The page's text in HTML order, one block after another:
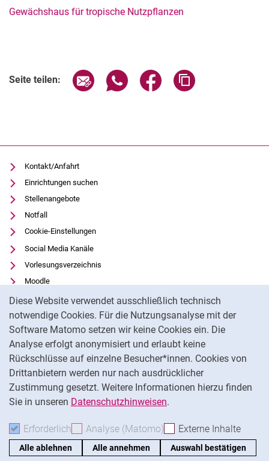
Diese Website verwendet ausschließlich technisch
notwendige Cookies. Für die Nutzungsanalyse mit der
Software Matomo setzen wir keine Cookies ein. Die
Analyse erfolgt anonymisiert und erlaubt keine
Rückschlüsse auf einzelne Besucher*innen. Cookies von
Drittanbietern werden nur nach ausdrücklicher
Zustimmung gesetzt. Weitere Informationen hierzu finden
Sie in unseren Datenschutzhinweisen.
Erforderlich Erforderliche Cookies akzeptieren
Analyse (Matomo) Analyse-Cookies
Externe Inhalte
Alle ablehnen Alle annehmen Auswahl bestätigen
Ge­wächs­haus für tro­pi­sche Nutz­pflan­zen
Seite teilen: Seite über E-Mail teilen
Seite über WhatsApp teilen
Seite über Facebook
Kontakt/Anfahrt
Einrichtungen suchen
Stellenangebote
Notfall
Cookie-Einstellungen
Social Media Kanäle
Vorlesungsverzeichnis
Moodle
Panopto
Universitätsbibliothek
Datenschutz
Barrierefreiheit
Transparenter KI-Einsatz